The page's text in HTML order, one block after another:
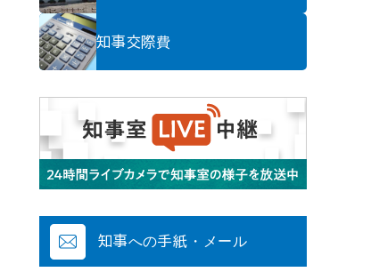
知事交際費
知事への手紙・メール